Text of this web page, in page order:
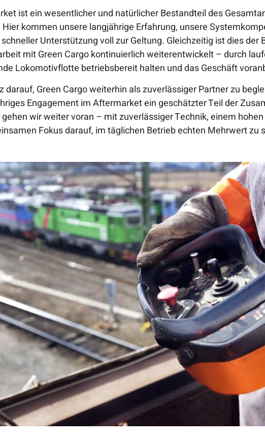
ist ein wesentlicher und natürlicher Bestandteil des
kommen unsere langjährige Erfahrung, unsere
Unterstützung voll zur Geltung. Gleichzeitig ist dies der
mit Green Cargo kontinuierlich weiterentwickelt – durch
Lokomotivflotte betriebsbereit halten und das Geschäft
darauf, Green Cargo weiterhin als zuverlässiger Partner zu
Engagement im Aftermarket ein geschätzter Teil der
wir weiter voran – mit zuverlässiger Technik, einem
Fokus darauf, im täglichen Betrieb echten Mehrwert zu